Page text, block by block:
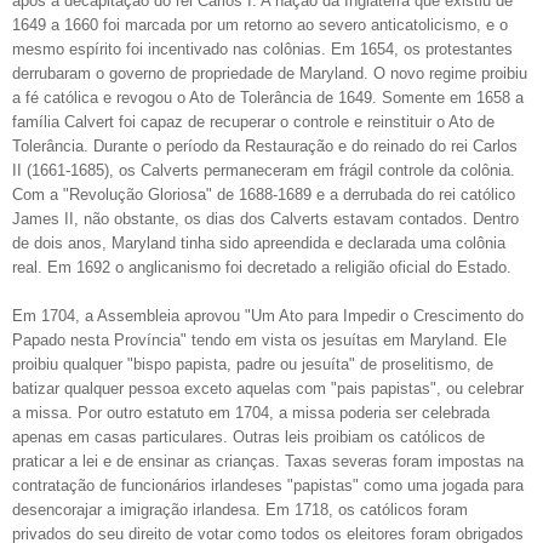
1649 a 1660 foi marcada por um retorno ao severo anticatolicismo, e o
mesmo espírito foi incentivado nas colônias. Em 1654, os protestantes
derrubaram o governo de propriedade de Maryland. O novo regime proibiu
a fé católica e revogou o Ato de Tolerância de 1649. Somente em 1658 a
família Calvert foi capaz de recuperar o controle e reinstituir o Ato de
Tolerância. Durante o período da Restauração e do reinado do rei Carlos
II (1661-1685), os Calverts permaneceram em frágil controle da colônia.
Com a "Revolução Gloriosa" de 1688-1689 e a derrubada do rei católico
James II, não obstante, os dias dos Calverts estavam contados. Dentro
de dois anos, Maryland tinha sido apreendida e declarada uma colônia
real. Em 1692 o anglicanismo foi decretado a religião oficial do Estado.
Em 1704, a Assembleia aprovou "Um Ato para Impedir o Crescimento do
Papado nesta Província" tendo em vista os jesuítas em Maryland. Ele
proibiu qualquer "bispo papista, padre ou jesuíta" de proselitismo, de
batizar qualquer pessoa exceto aquelas com "pais papistas", ou celebrar
a missa. Por outro estatuto em 1704, a missa poderia ser celebrada
apenas em casas particulares. Outras leis proibiam os católicos de
praticar a lei e de ensinar as crianças. Taxas severas foram impostas na
contratação de funcionários irlandeses "papistas" como uma jogada para
desencorajar a imigração irlandesa. Em 1718, os católicos foram
privados do seu direito de votar como todos os eleitores foram obrigados